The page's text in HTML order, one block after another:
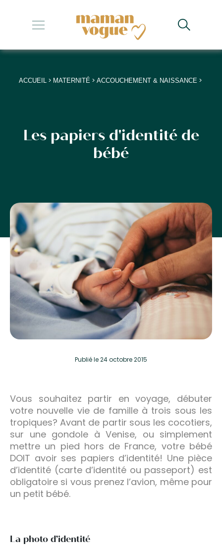
+
+
+
+
ACCUEIL> MATERNITÉ> ACCOUCHEMENT & NAISSANCE>
Les papiers d'identité de
bébé
Publiéle 24 octobre 2015
Vous souhaitez partir en voyage, débuter
votre nouvelle vie de famille à trois sous les
tropiques? Avant de partir sous les cocotiers,
sur une gondole à Venise, ou simplement
mettre un pied hors de France, votre bébé
DOIT avoir ses papiers d’identité! Une pièce
d’identité (carte d’identité ou passeport) est
obligatoire si vous prenez l’avion, même pour
un petit bébé.
La photo d’identité